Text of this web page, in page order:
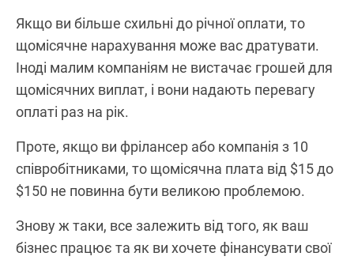
Якщо ви більше схильні до річної оплати, то
щомісячне нарахування може вас дратувати.
Іноді малим компаніям не вистачає грошей для
щомісячних виплат, і вони надають перевагу
оплаті раз на рік.
Проте, якщо ви фрілансер або компанія з 10
співробітниками, то щомісячна плата від $15 до
$150 не повинна бути великою проблемою.
Знову ж таки, все залежить від того, як ваш
бізнес працює та як ви хочете фінансувати свої